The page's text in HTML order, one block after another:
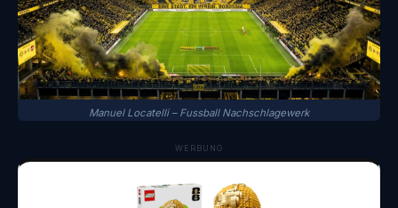
Manuel Locatelli – Fussball Nachschlagewerk
WERBUNG